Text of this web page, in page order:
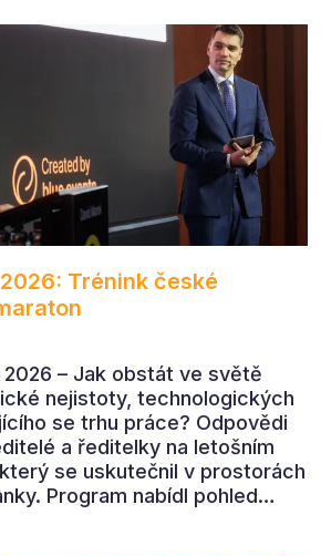
Trénink české
2026 – Jak obstát ve světě
nejistoty, technologických
se trhu práce? Odpovědi
a ředitelky na letošním
se uskutečnil v prostorách
Program nabídl pohled